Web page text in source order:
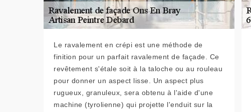
Le ravalement en crépi est une méthode de
finition pour un parfait ravalement de façade. Ce
revêtement s'étale soit à la taloche ou au rouleau
pour donner un aspect lisse. Un aspect plus
rugueux, granuleux, sera obtenu à l'aide d'une
machine (tyrolienne) qui projette l'enduit sur la